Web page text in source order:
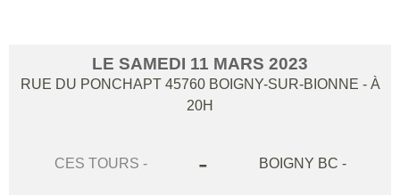
LE SAMEDI 11 MARS 2023
RUE DU PONCHAPT 45760 BOIGNY-SUR-BIONNE - À
20H
CES TOURS - - BOIGNY BC -